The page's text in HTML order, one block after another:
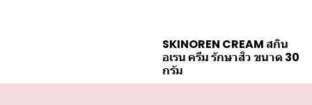
SKINOREN CREAM สกิน
อเรน ครีม รักษาสิว ขนาด 30
กรัม